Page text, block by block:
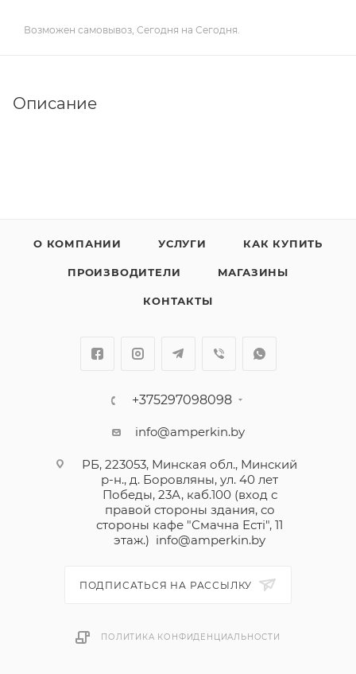
Возможен самовывоз, Сегодня на Сегодня.
Описание
О КОМПАНИИ УСЛУГИ КАК КУПИТЬ
ПРОИЗВОДИТЕЛИ МАГАЗИНЫ
КОНТАКТЫ
+375297098098
info@amperkin.by
РБ, 223053, Минская обл., Минский
р-н., д. Боровляны, ул. 40 лет
Победы, 23А, каб.100 (вход с
правой стороны здания, со
стороны кафе "Смачна Естi", 11
этаж.) info@amperkin.by
ПОДПИСАТЬСЯ НА РАССЫЛКУ
ПОЛИТИКА КОНФИДЕНЦИАЛЬНОСТИ